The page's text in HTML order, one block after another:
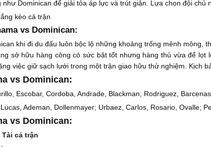
Dominican để giải tỏa áp lực và trút giận. Lựa chọn đội
kèo cả trận
vs Dominican:
khi đi du đấu luôn bộc lộ những khoảng trống mênh mông,
sở hữu hàng công có sức bật tốt nhưng hàng thủ vừa để
việc giữ sạch lưới trong một trận giao hữu thử nghiệm. Kịch
vs Dominican:
Escobar, Cordoba, Andrade, Blackman; Rodriguez,
Ademan, Dollenmayer; Urbaez, Carlos, Rosario, Ovalle;
vs Dominican:
cả trận